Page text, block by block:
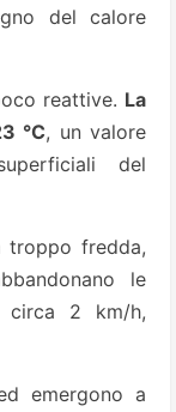
del calore
reattive. La
°C, un valore
del
troppo fredda,
le
circa 2 km/h,
emergono a